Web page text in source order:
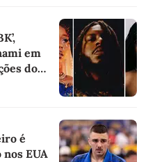
em
do
é
EUA